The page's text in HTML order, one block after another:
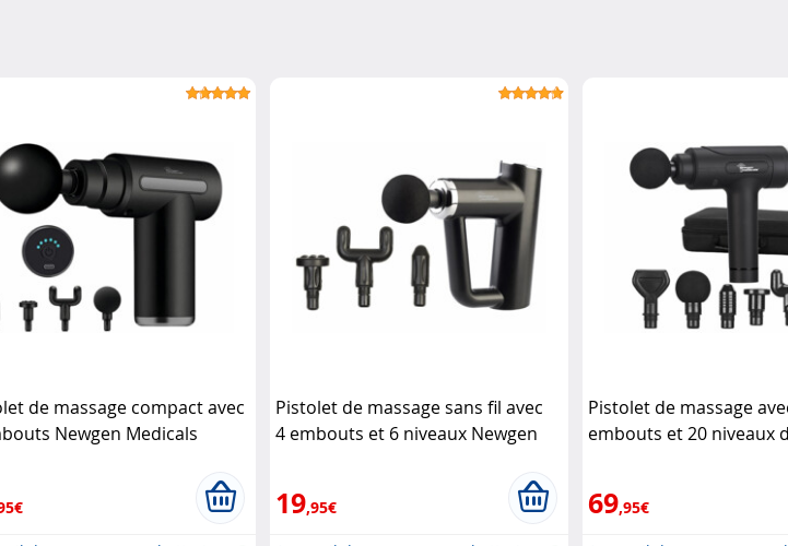
de massage compact avec
Newgen Medicals
Pistolet de massage sans fil avec
4 embouts et 6 niveaux Newgen
19,95€
Pistolet de massage
embouts et 20 niveaux
69,95€